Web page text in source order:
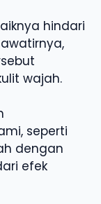
hindari
wajah.
seperti
dengan
efek